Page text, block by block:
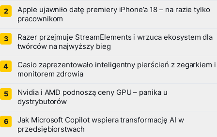
Apple ujawniło datę premiery iPhone’a 18 – na razie tylko
pracownikom
Razer przejmuje StreamElements i wrzuca ekosystem dla
twórców na najwyższy bieg
Casio zaprezentowało inteligentny pierścień z zegarkiem i
monitorem zdrowia
Nvidia i AMD podnoszą ceny GPU – panika u
dystrybutorów
Jak Microsoft Copilot wspiera transformację AI w
przedsiębiorstwach